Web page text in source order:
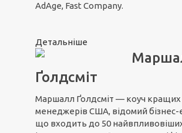
AdAge, Fast Company.
Детальніше
Ґолдсміт
Маршалл Ґолдсміт — коуч кращих
менеджерів США, відомий бізнес-
що входить до 50